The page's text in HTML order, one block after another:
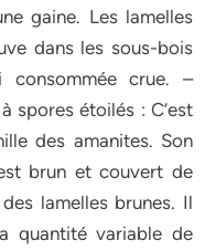
gaine. Les lamelles
dans les sous-bois
consommée crue. –
spores étoilés : C’est
des amanites. Son
brun et couvert de
lamelles brunes. Il
quantité variable de